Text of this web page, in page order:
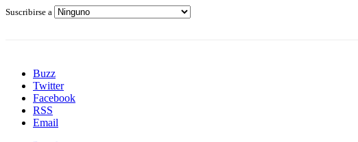
Suscribirse a
Buzz
Twitter
Facebook
RSS
Email